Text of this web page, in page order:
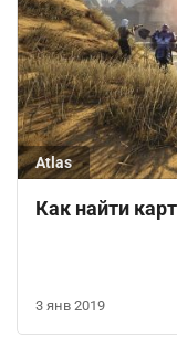
Atlas
Как найти
3 янв 2019